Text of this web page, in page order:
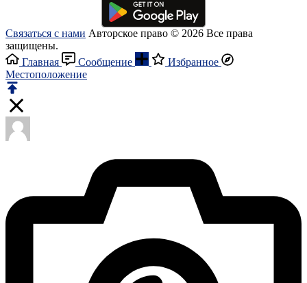
Связаться с нами Авторское право © 2026 Все права
защищены.
Главная
Сообщение
Избранное
Местоположение